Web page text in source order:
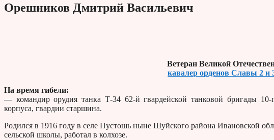
Орешников Дмитрий Васильевич
Ветеран Великой
кавалер орденов Славы 2 и
На время гибели:
— командир орудия танка Т-34 62-й гвардейской танковой бригады 10-
корпуса, гвардии старшина.
Родился в 1916 году в селе Пустошь ныне Шуйского района Ивановской
сельской школы, работал в колхозе.